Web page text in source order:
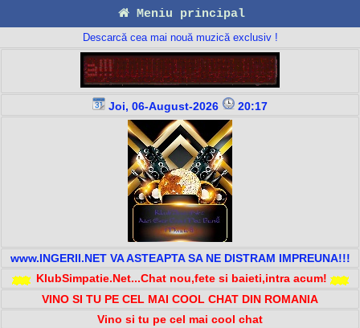
Meniu principal
Descarcă cea mai nouă muzică exclusiv !
Joi, 06-August-2026 20:17
www.INGERII.NET VA ASTEAPTA SA NE DISTRAM IMPREUNA!!!
KlubSimpatie.Net...Chat nou,fete si baieti,intra acum!
VINO SI TU PE CEL MAI COOL CHAT DIN ROMANIA
Vino si tu pe cel mai cool chat